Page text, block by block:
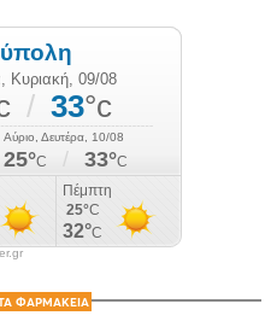
ΦΑΡΜΑΚΕΙΑ